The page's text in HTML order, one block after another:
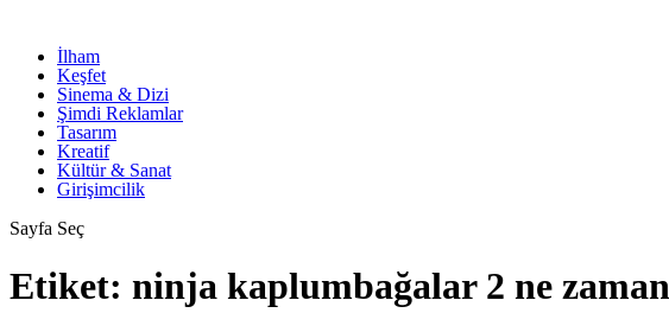
İlham
Keşfet
Sinema & Dizi
Şimdi Reklamlar
Tasarım
Kreatif
Kültür & Sanat
Girişimcilik
Sayfa Seç
Etiket: ninja kaplumbağalar 2 ne zaman